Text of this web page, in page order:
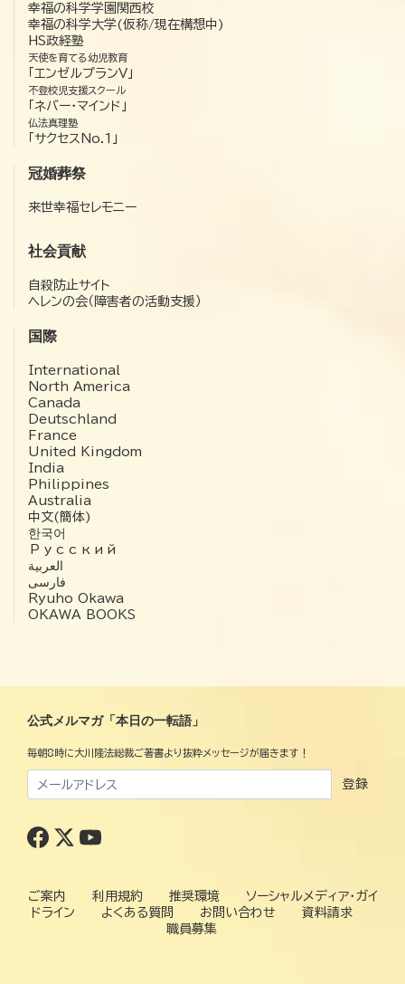
幸福の科学学園関西校
幸福の科学大学(仮称/現在構想中)
HS政経塾
天使を育てる幼児教育
「エンゼルプランV」
不登校児支援スクール
「ネバー・マインド」
仏法真理塾
「サクセスNo.1」
冠婚葬祭
来世幸福セレモニー
社会貢献
自殺防止サイト
ヘレンの会（障害者の活動支援）
国際
International
North America
Canada
Deutschland
France
United Kingdom
India
Philippines
Australia
中文(簡体)
한국어
Русский
العربية‏
فارسی
Ryuho Okawa
OKAWA BOOKS
公式メルマガ「本日の一転語」
毎朝8時に大川隆法総裁ご著書より抜粋メッセージが届きます！
登録
ご案内 利用規約 推奨環境
ソーシャルメディア・ガイ
ドライン
よくある質問 お問い合わせ
資料請求
職員募集